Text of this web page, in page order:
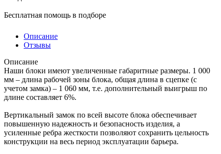
Бесплатная помощь в подборе
Описание
Отзывы
Описание
Наши блоки имеют увеличенные габаритные размеры. 1 000
мм – длина рабочей зоны блока, общая длина в сцепке (с
учетом замка) – 1 060 мм, т.е. дополнительный выигрыш по
длине составляет 6%.
Вертикальный замок по всей высоте блока обеспечивает
повышенную надежность и безопасность изделия, а
усиленные ребра жесткости позволяют сохранить цельность
конструкции на весь период эксплуатации барьера.